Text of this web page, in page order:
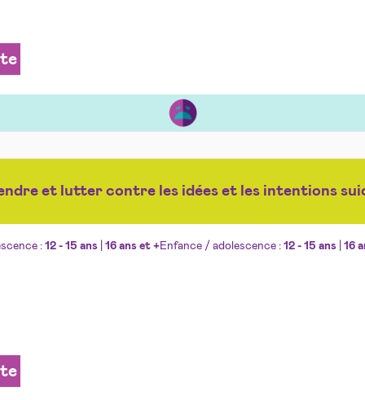
et lutter contre les idées et les intentions
: 12 - 15 ans 16 ans et +Enfance / adolescence : 12 - 15 ans 16